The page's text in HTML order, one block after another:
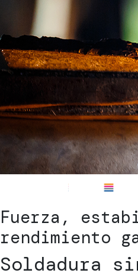
Fuerza,
rendimiento
Soldadura